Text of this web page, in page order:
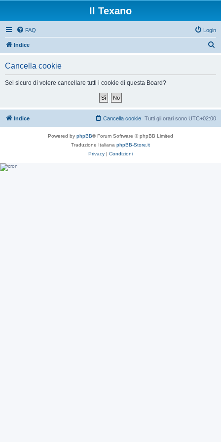
Il Texano
FAQ Login
Indice
Cancella cookie
Sei sicuro di volere cancellare tutti i cookie di questa Board?
Indice Tutti gli orari sono UTC+02:00
Cancella cookie
Powered by phpBB® Forum Software © phpBB Limited
Traduzione Italiana phpBB-Store.it
Privacy | Condizioni